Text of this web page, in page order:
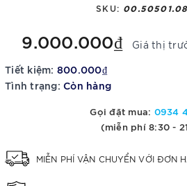
SKU:
9.000.000₫ Giá thị
Tiết kiệm: 800.000₫
Tình trạng: Còn hàng
Gọi đặt mua: 0934
(miễn phí 8:30 -
MIỄN PHÍ VẬN CHUYỂN VỚI ĐƠN